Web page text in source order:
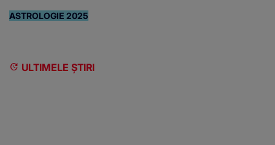
ASTROLOGIE 2025
ULTIMELE ȘTIRI